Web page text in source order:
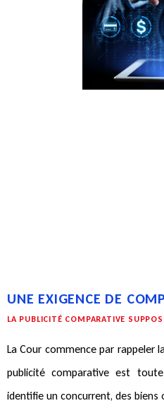
UNE EXIGENCE DE
LA PUBLICITÉ COMPARATIVE
La Cour commence par rappeler
publicité comparative est
identifie un concurrent, des